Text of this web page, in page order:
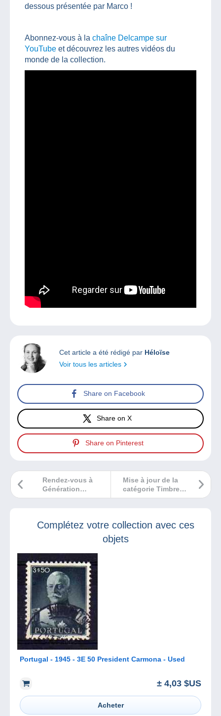
dessous présentée par Marco !
Abonnez-vous à la chaîne Delcampe sur
YouTube et découvrez les autres vidéos du
monde de la collection.
Cet article a été rédigé par Héloïse
Voir tous les articles
Share on Facebook
Share on X
Share on Pinterest
Mise à jour de la
catégorie Timbres
de Belgique sur
Rendez-vous à
Génération
Collections
Complétez votre collection avec ces
objets
Portugal - 1945 - 3E 50 President Carmona - Used
± 4,03 $US
Acheter